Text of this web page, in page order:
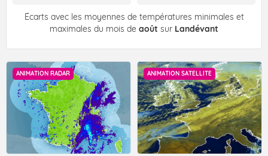
Écarts avec les moyennes de températures minimales et
maximales du mois de août sur Landévant
ANIMATION RADAR ANIMATION SATELLITE